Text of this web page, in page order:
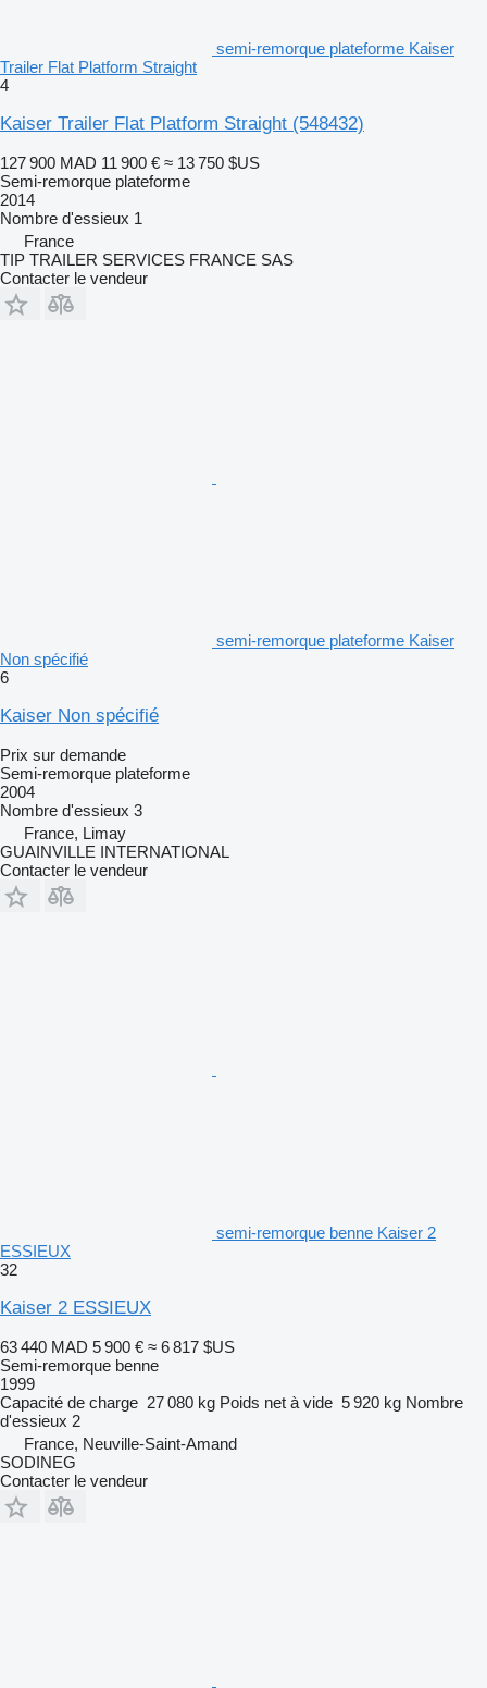
semi-remorque plateforme Kaiser
Trailer Flat Platform Straight
4
Kaiser Trailer Flat Platform Straight (548432)
127 900 MAD 11 900 € ≈ 13 750 $US
Semi-remorque plateforme
2014
Nombre d'essieux 1
France
TIP TRAILER SERVICES FRANCE SAS
Contacter le vendeur
semi-remorque plateforme Kaiser
Non spécifié
6
Kaiser Non spécifié
Prix sur demande
Semi-remorque plateforme
2004
Nombre d'essieux 3
France, Limay
GUAINVILLE INTERNATIONAL
Contacter le vendeur
semi-remorque benne Kaiser 2
ESSIEUX
32
Kaiser 2 ESSIEUX
63 440 MAD 5 900 € ≈ 6 817 $US
Semi-remorque benne
1999
Capacité de charge 27 080 kg Poids net à vide 5 920 kg Nombre
d'essieux 2
France, Neuville-Saint-Amand
SODINEG
Contacter le vendeur